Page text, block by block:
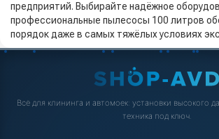
предприятий. Выбирайте надёжное
профессиональные пылесосы 100 литров
порядок даже в самых тяжёлых условиях
Всё для клининга и автомоек: установки высокого
техника под ключ.